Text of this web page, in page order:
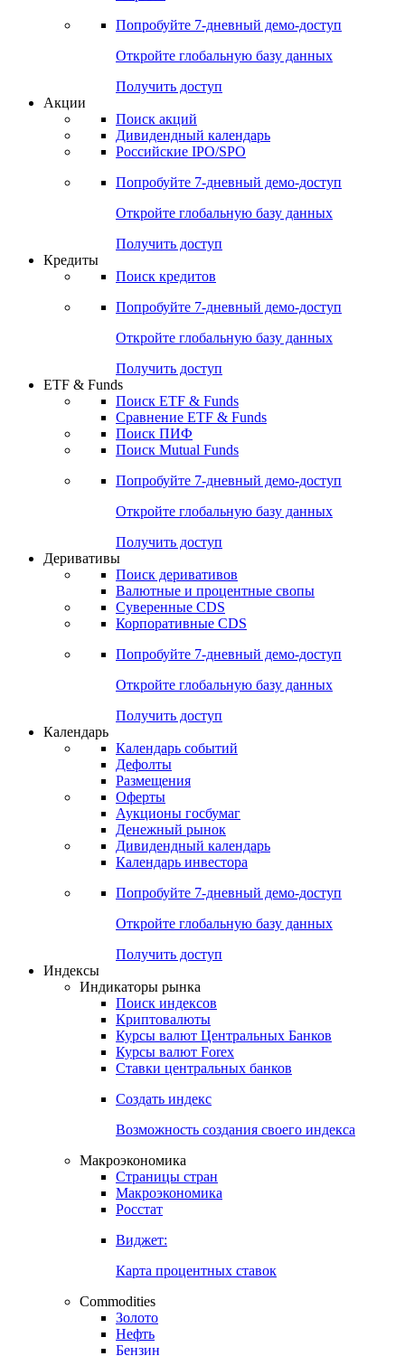
Cbonds Pages
Опросы
Попробуйте7-дневный
Откройте глобальную базу данных
Получить доступ
Поиск акций
Российские IPO/SPO
Попробуйте7-дневный
Откройте глобальную базу данных
Получить доступ
Поиск кредитов
Попробуйте7-дневный
Откройте глобальную базу данных
Получить доступ
ETF & Funds
Сравнение ETF & Funds
Поиск Mutual Funds
Попробуйте7-дневный
Откройте глобальную базу данных
Получить доступ
Деривативы
Валютные и процентные свопы
Корпоративные CDS
Попробуйте7-дневный
Откройте глобальную базу данных
Получить доступ
Календарь
Календарь событий
Дефолты
Размещения
Оферты
Денежный рынок
Календарь инвестора
Попробуйте7-дневный
Откройте глобальную базу данных
Получить доступ
Индикаторы рынка
Поиск индексов
Курсы валют Центральных Банков
Ставки центральных банков
Создать индекс
Возможность создания своего индекса
Страницы стран
Росстат
Виджет:
Карта процентных ставок